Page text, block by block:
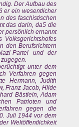
Der Aufbau des
er ein wesentlicher
des faschistischen
das darin, da5 die
persönlich ernannt
den Berufsrichtern
Partei und der
unter dem
Verfahren gegen
Hermann, Judith
Franz Jacob, Hilde
Bästlein, Adam
Patrioten und
gegen die
Juli 1944 vor dem
Weltöffentlichkeit